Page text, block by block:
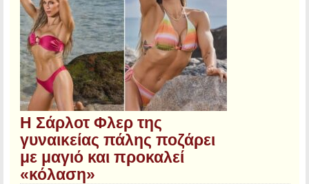
Η Σάρλοτ Φλερ της
γυναικείας πάλης ποζάρει
με μαγιό και προκαλεί
«κόλαση»